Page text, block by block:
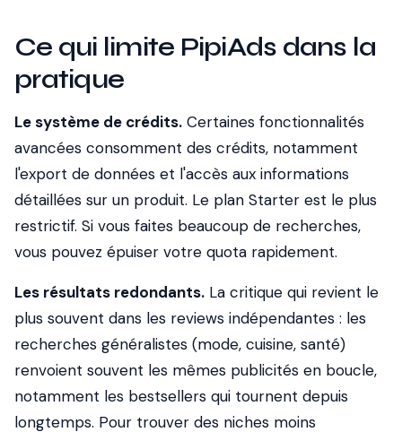
Ce qui limite PipiAds dans la
pratique
Le système de crédits. Certaines fonctionnalités
avancées consomment des crédits, notamment
l'export de données et l'accès aux informations
détaillées sur un produit. Le plan Starter est le plus
restrictif. Si vous faites beaucoup de recherches,
vous pouvez épuiser votre quota rapidement.
Les résultats redondants. La critique qui revient le
plus souvent dans les reviews indépendantes : les
recherches généralistes (mode, cuisine, santé)
renvoient souvent les mêmes publicités en boucle,
notamment les bestsellers qui tournent depuis
longtemps. Pour trouver des niches moins